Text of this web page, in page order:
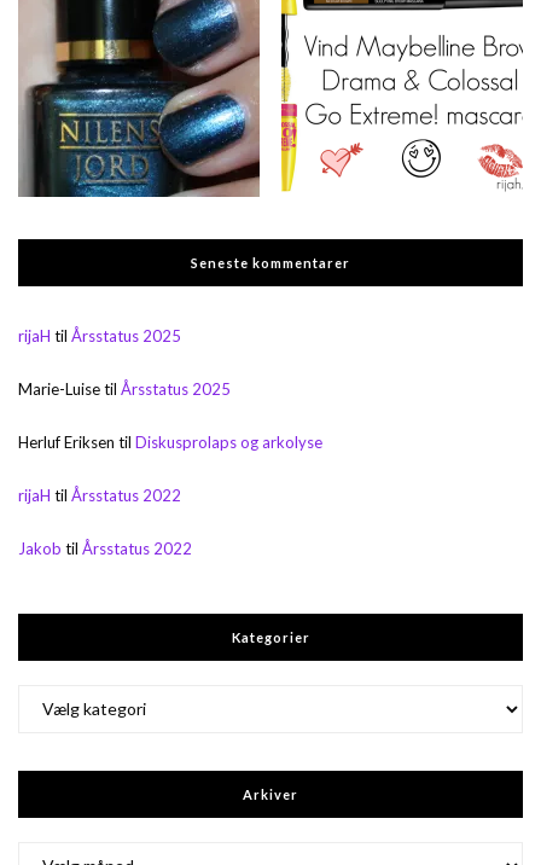
Seneste kommentarer
rijaH til Årsstatus 2025
Marie-Luisetil Årsstatus 2025
Herluf Eriksen til Diskusprolaps og arkolyse
rijaH til Årsstatus 2022
Jakob til Årsstatus 2022
Kategorier
Arkiver